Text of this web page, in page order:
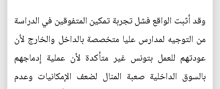
وقد أثبت الواقع فشل تجربة تمكين المتفوقين في الدراسة
من التوجيه لمدارس عليا متخصصة بالداخل والخارج لأن
عودتهم للعمل بتونس غير متأكدة لأن عملية إدماجهم
بالسوق الداخلية صعبة المنال لضعف الإمكانيات وعدم